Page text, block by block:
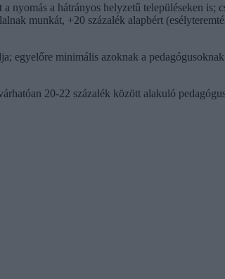
nyomás a hátrányos helyzetű településeken
munkát, +20 százalék alapbért
egyelőre minimális azoknak a
20-22 százalék között alakuló